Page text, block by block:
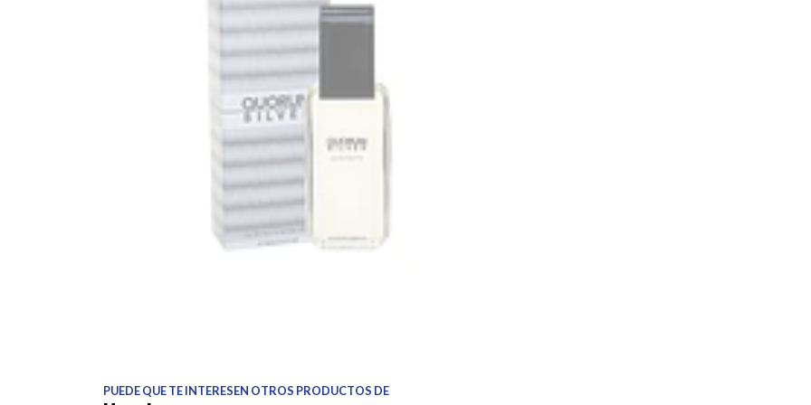
PUEDE QUE TE INTERESEN OTROS PRODUCTOS DE